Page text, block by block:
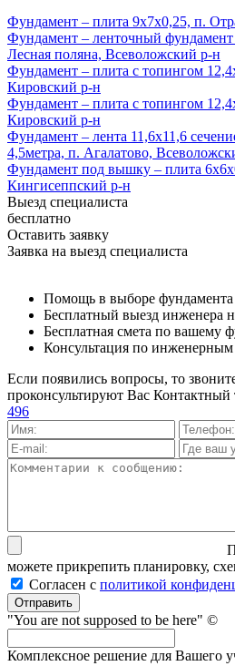
Фундамент – плита 9х7х0,25, п.
Фундамент – ленточный фундамент
Лесная поляна, Всеволожский р-н
Фундамент – плита с топингом
Кировский р-н
Фундамент – плита с топингом
Кировский р-н
Фундамент – лента 11,6х11,6
4,5метра, п. Агалатово,
Фундамент под вышку – плита
Кингисеппский р-н
Выезд специалиста
бесплатно
Оставить заявку
Заявка на выезд специалиста
Помощь в выборе фундамента
Бесплатный выезд инженера
Бесплатная смета по вашему
Консультация по
Если появились вопросы, то
проконсультируют Вас Контактный
496
можете прикрепить планировку,
Согласен с политикой
Отправить
"You are not supposed to be here" ©
Комплексное решение для Вашего